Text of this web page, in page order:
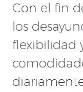
Con el fin
los
flexibilidad